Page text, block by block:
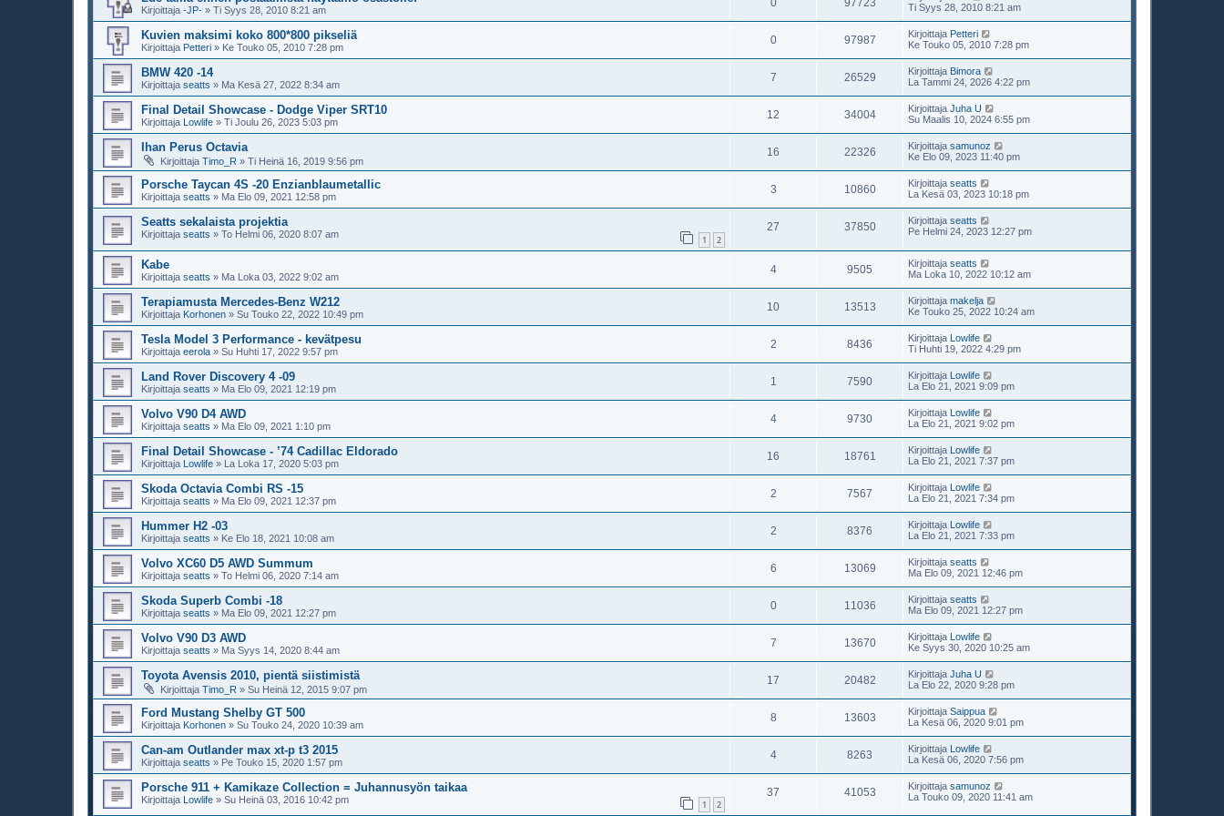
Kirjoittaja -JP- » Ti Syys 28, 2010 8:21 am
0 97723
Ti Syys 28, 2010 8:21 am
Kuvien maksimi koko 800*800 pikseliä
Kirjoittaja Petteri » Ke Touko 05, 2010 7:28 pm
0 97987 Kirjoittaja Petteri
Ke Touko 05, 2010 7:28 pm
BMW 420 -14
Kirjoittaja seatts » Ma Kesä 27, 2022 8:34 am
7 26529 Kirjoittaja Bimora
La Tammi 24, 2026 4:22 pm
Final Detail Showcase - Dodge Viper SRT10
Kirjoittaja Lowlife » Ti Joulu 26, 2023 5:03 pm
12 34004 Kirjoittaja Juha U
Su Maalis 10, 2024 6:55 pm
Ihan Perus Octavia
Kirjoittaja Timo_R » Ti Heinä 16, 2019 9:56 pm
16 22326 Kirjoittaja samunoz
Ke Elo 09, 2023 11:40 pm
Porsche Taycan 4S -20 Enzianblaumetallic
Kirjoittaja seatts » Ma Elo 09, 2021 12:58 pm
3 10860 Kirjoittaja seatts
La Kesä 03, 2023 10:18 pm
Seatts sekalaista projektia
Kirjoittaja seatts » To Helmi 06, 2020 8:07 am 1 2
27 37850 Kirjoittaja seatts
Pe Helmi 24, 2023 12:27 pm
Kabe
Kirjoittaja seatts » Ma Loka 03, 2022 9:02 am
4 9505 Kirjoittaja seatts
Ma Loka 10, 2022 10:12 am
Terapiamusta Mercedes-Benz W212
Kirjoittaja Korhonen » Su Touko 22, 2022 10:49 pm
10 13513 Kirjoittaja makelja
Ke Touko 25, 2022 10:24 am
Tesla Model 3 Performance - kevätpesu
Kirjoittaja eerola » Su Huhti 17, 2022 9:57 pm
2 8436 Kirjoittaja Lowlife
Ti Huhti 19, 2022 4:29 pm
Land Rover Discovery 4 -09
Kirjoittaja seatts » Ma Elo 09, 2021 12:19 pm
1 7590 Kirjoittaja Lowlife
La Elo 21, 2021 9:09 pm
Volvo V90 D4 AWD
Kirjoittaja seatts » Ma Elo 09, 2021 1:10 pm
4 9730 Kirjoittaja Lowlife
La Elo 21, 2021 9:02 pm
Final Detail Showcase - ’74 Cadillac Eldorado
Kirjoittaja Lowlife » La Loka 17, 2020 5:03 pm
16 18761 Kirjoittaja Lowlife
La Elo 21, 2021 7:37 pm
Skoda Octavia Combi RS -15
Kirjoittaja seatts » Ma Elo 09, 2021 12:37 pm
2 7567 Kirjoittaja Lowlife
La Elo 21, 2021 7:34 pm
Hummer H2 -03
Kirjoittaja seatts » Ke Elo 18, 2021 10:08 am
2 8376 Kirjoittaja Lowlife
La Elo 21, 2021 7:33 pm
Volvo XC60 D5 AWD Summum
Kirjoittaja seatts » To Helmi 06, 2020 7:14 am
6 13069 Kirjoittaja seatts
Ma Elo 09, 2021 12:46 pm
Skoda Superb Combi -18
Kirjoittaja seatts » Ma Elo 09, 2021 12:27 pm
0 11036 Kirjoittaja seatts
Ma Elo 09, 2021 12:27 pm
Volvo V90 D3 AWD
Kirjoittaja seatts » Ma Syys 14, 2020 8:44 am
7 13670 Kirjoittaja Lowlife
Ke Syys 30, 2020 10:25 am
Toyota Avensis 2010, pientä siistimistä
Kirjoittaja Timo_R » Su Heinä 12, 2015 9:07 pm
17 20482 Kirjoittaja Juha U
La Elo 22, 2020 9:28 pm
Ford Mustang Shelby GT 500
Kirjoittaja Korhonen » Su Touko 24, 2020 10:39 am
8 13603 Kirjoittaja Saippua
La Kesä 06, 2020 9:01 pm
Can-am Outlander max xt-p t3 2015
Kirjoittaja seatts » Pe Touko 15, 2020 1:57 pm
4 8263 Kirjoittaja Lowlife
La Kesä 06, 2020 7:56 pm
Porsche 911 + Kamikaze Collection = Juhannusyön taikaa
Kirjoittaja Lowlife » Su Heinä 03, 2016 10:42 pm 1 2
37 41053 Kirjoittaja samunoz
La Touko 09, 2020 11:41 am